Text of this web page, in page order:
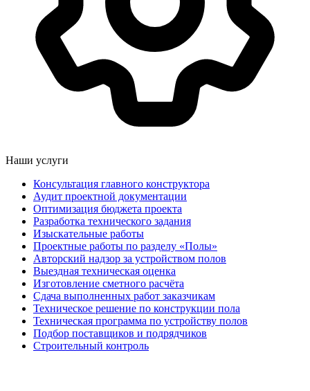
Наши услуги
Консультация главного конструктора
Аудит проектной документации
Оптимизация бюджета проекта
Разработка технического задания
Изыскательные работы
Проектные работы по разделу «Полы»
Авторский надзор за устройством полов
Выездная техническая оценка
Изготовление сметного расчёта
Сдача выполненных работ заказчикам
Техническое решение по конструкции пола
Техническая программа по устройству полов
Подбор поставщиков и подрядчиков
Строительный контроль